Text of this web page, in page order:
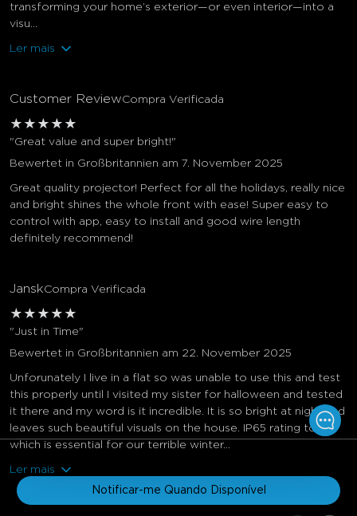
Notificar-me Quando Disponível
transforming your home’s exterior—or even interior—into a
visu...
Ler mais
Customer ReviewCompra Verificada
★ ★ ★ ★ ★
"Great value and super bright!"
Bewertet in Großbritannien am 7. November 2025
Great quality projector! Perfect for all the holidays, really nice
and bright shines the whole front with ease! Super easy to
control with app, easy to install and good wire length
definitely recommend!
JanskCompra Verificada
★ ★ ★ ★ ★
"Just in Time"
Bewertet in Großbritannien am 22. November 2025
Unforunately I live in a flat so was unable to use this and test
this properly until I visited my sister for halloween and tested
it there and my word is it incredible. It is so bright at night and
leaves such beautiful visuals on the house. IP65 rating too
which is essential for our terrible winter...
Ler mais